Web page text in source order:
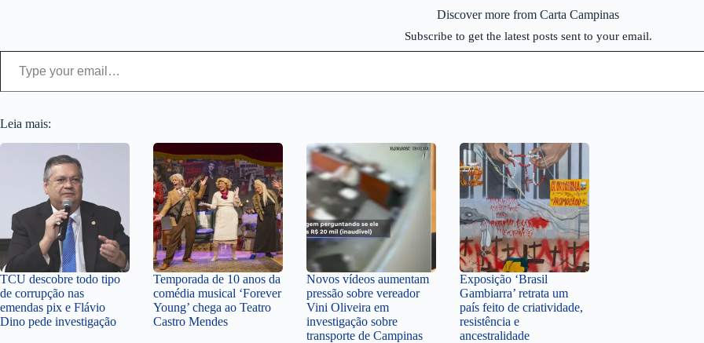
Discover more from Carta Campinas
Subscribe to get the latest posts sent to your email.
Type your email…
Leia mais:
TCU descobre todo tipo
de corrupção nas
emendas pix e Flávio
Dino pede investigação
Temporada de 10 anos da
comédia musical ‘Forever
Young’ chega ao Teatro
Castro Mendes
Novos vídeos aumentam
pressão sobre vereador
Vini Oliveira em
investigação sobre
transporte de Campinas
Exposição ‘Brasil
Gambiarra’ retrata um
país feito de criatividade,
resistência e
ancestralidade